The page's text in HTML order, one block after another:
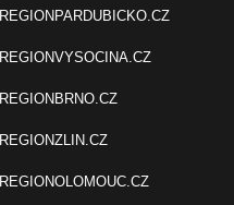
REGIONPARDUBICKO.CZ
REGIONVYSOCINA.CZ
REGIONBRNO.CZ
REGIONZLIN.CZ
REGIONOLOMOUC.CZ